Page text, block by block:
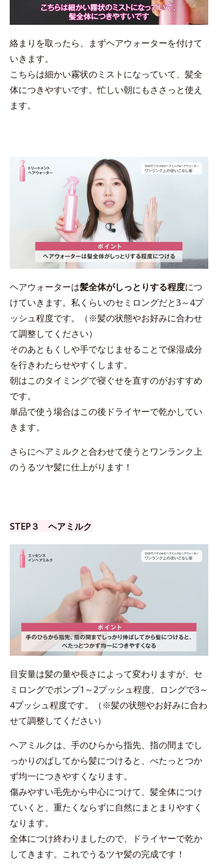
絡まりを取ったら、まずヘアウォーターを付けて
いきます。
こちらは細かい霧状のミストになっていて、髪全
体につきやすいです。忙しい朝にもささっと使え
ます。
ヘアウォーターは髪全体がしっとりする程度につ
けていきます。私くらいのセミロングだと3～4プ
ッシュ程度です。（※髪の状態やお好みに合わせ
て調整してください）
そのあともくしや手でなじませることで保湿成分
を行きわたらせやすくします。
朝はこのタイミングで寝ぐせを直すのがおすすめ
です。
単品で使う場合はこの後ドライヤーで乾かしてい
きます。
さらにヘアミルクと合わせて使うとワンランク上
のうるツヤ髪に仕上がります！
STEP３ ヘアミルク
目安量は髪の量や長さによって変わりますが、セ
ミロングでポンプ1～2プッシュ程度、ロングで3～
4プッシュ程度です。（※髪の状態やお好みに合わ
せて調整してください）
ヘアミルクは、手のひらから指先、指の間までし
っかりのばしてから髪につけると、べたっとつか
ず均一につきやすくなります。
傷みやすい毛先から中心につけて、髪全体につけ
ていくと、重たくならずに自然にまとまりやすく
なります。
全体につけ終わりましたので、ドライヤーで乾か
してきます。これでうるツヤ髪の完成です！